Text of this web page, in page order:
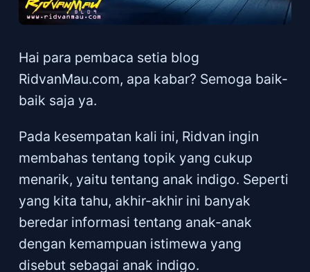
Hai para pembaca setia blog
RidvanMau.com, apa kabar? Semoga baik-
baik saja ya.
Pada kesempatan kali ini, Ridvan ingin
membahas tentang topik yang cukup
menarik, yaitu tentang anak indigo. Seperti
yang kita tahu, akhir-akhir ini banyak
beredar informasi tentang anak-anak
dengan kemampuan istimewa yang
disebut sebagai anak indigo.